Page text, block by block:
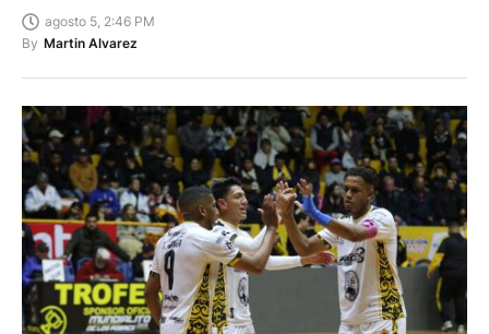
agosto 5, 2:46 PM
By Martin Alvarez